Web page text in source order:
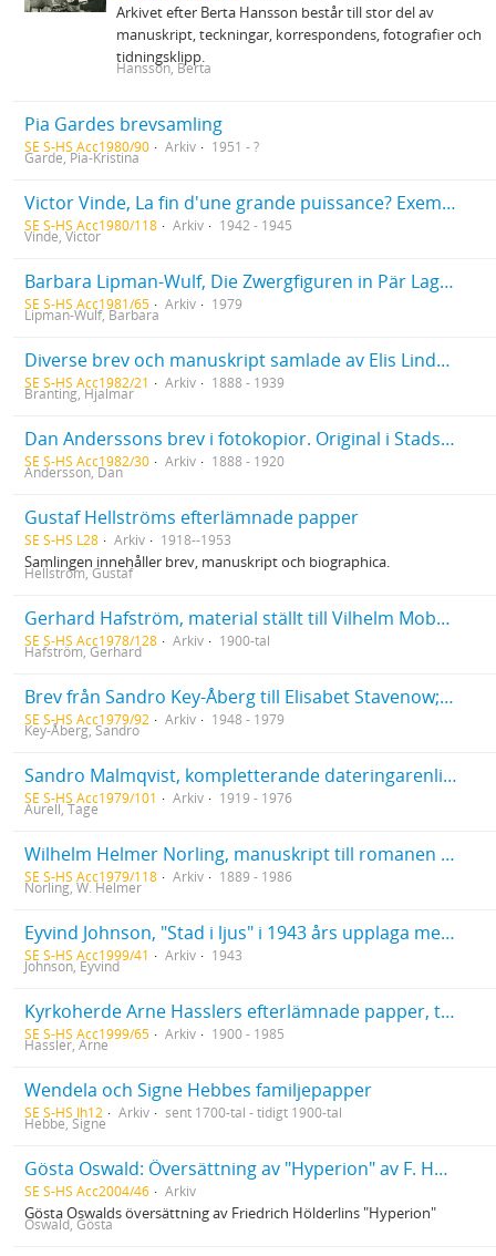
Arkivet efter Berta Hansson består till stor del av
manuskript, teckningar, korrespondens, fotografier och
tidningsklipp.
Hansson, Berta
Pia Gardes brevsamling
SE S-HS Acc1980/90 Arkiv 1951 - ?
Garde, Pia-Kristina
Victor Vinde, La fin d'une grande puissance? Exemplar med dedikation från författaren till Lucien Maury. Ur Kjell Strömbergs bibliotek
SE S-HS Acc1980/118 Arkiv 1942 - 1945
Vinde, Victor
Barbara Lipman-Wulf, Die Zwergfiguren in Pär Lagerkvists Dvärgen und Günter Grass' Die Blechtrommel
SE S-HS Acc1981/65 Arkiv 1979
Lipman-Wulf, Barbara
Diverse brev och manuskript samlade av Elis Lindroth
SE S-HS Acc1982/21 Arkiv 1888 - 1939
Branting, Hjalmar
Dan Anderssons brev i fotokopior. Original i Stads- och länsbiblioteket i Falun
SE S-HS Acc1982/30 Arkiv 1888 - 1920
Andersson, Dan
Gustaf Hellströms efterlämnade papper
SE S-HS L28 Arkiv 1918--1953
Samlingen innehåller brev, manuskript och biographica.
Hellström, Gustaf
Gerhard Hafström, material ställt till Vilhelm Mobergs förfogande för hans "Min svenska historia 2" samt korrespondens m.m. om VM:s bok
SE S-HS Acc1978/128 Arkiv 1900-tal
Hafström, Gerhard
Brev från Sandro Key-Åberg till Elisabet Stavenow; manuskript av Sandro Key-Åberg; pressklipp rörande Sandro Key-Åberg; brev till Sandro Key-Åberg från Arne (Sand?); tryck och inbjudningskort rörande Uppsalas studentliv som tillhört Sandro Key-Åberg och Elisabet Stavenow
SE S-HS Acc1979/92 Arkiv 1948 - 1979
Key-Åberg, Sandro
Sandro Malmqvist, kompletterande dateringarenligt bevarad korrespondens för Kaja Widegrens och Tage Aurells resor och vistelser åren 1919-1924. Anmärkning till Parisvistelsen våren 1919
SE S-HS Acc1979/101 Arkiv 1919 - 1976
Aurell, Tage
Wilhelm Helmer Norling, manuskript till romanen "Under himmelens valv" i tre exemplar samt en sammanfattning på engelska
SE S-HS Acc1979/118 Arkiv 1889 - 1986
Norling, W. Helmer
Eyvind Johnson, "Stad i ljus" i 1943 års upplaga med författarens egenhändiga textändringar. Exemplaret skall ha fungerat som manuskript till den upplaga som trycktes 1950.
SE S-HS Acc1999/41 Arkiv 1943
Johnson, Eyvind
Kyrkoherde Arne Hasslers efterlämnade papper, tillägg
SE S-HS Acc1999/65 Arkiv 1900 - 1985
Hassler, Arne
Wendela och Signe Hebbes familjepapper
SE S-HS Ih12 Arkiv sent 1700-tal - tidigt 1900-tal
Hebbe, Signe
Gösta Oswald: Översättning av "Hyperion" av F. Hölderlin
SE S-HS Acc2004/46 Arkiv
Gösta Oswalds översättning av Friedrich Hölderlins "Hyperion"
Oswald, Gösta